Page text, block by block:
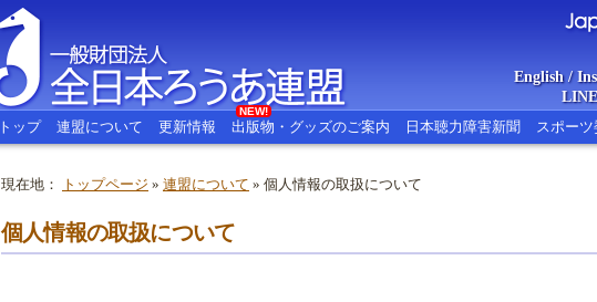
全日本ろうあ連盟
English/
トップ
連盟について 更新情報 出版物・グッズのご案内
NEW!
日本聴力障害新聞 スポーツ
現在地： トップページ » 連盟について » 個人情報の取扱について
個人情報の取扱について